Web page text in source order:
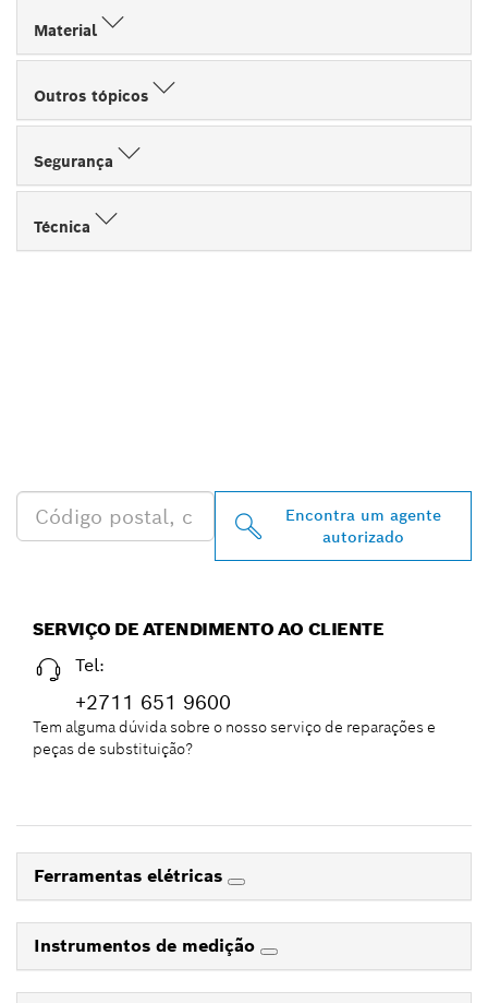
Material
Outros tópicos
Segurança
Técnica
Encontra um agente
autorizado
SERVIÇO DE ATENDIMENTO AO CLIENTE
Tel:
+2711 651 9600
Tem alguma dúvida sobre o nosso serviço de reparações e
peças de substituição?
Ferramentas elétricas
Instrumentos de medição